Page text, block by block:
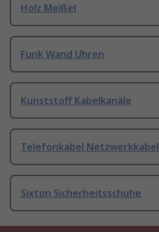
Holz Meißel
Funk Wand Uhren
Kunststoff Kabelkanäle
Telefonkabel Netzwerkkabel
Sixton Sicherheitsschuhe